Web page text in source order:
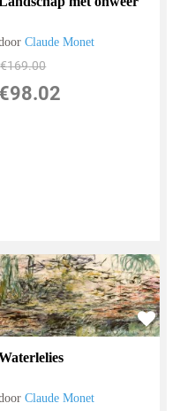
Claude Monet
€169.00
€98.02
Claude Monet